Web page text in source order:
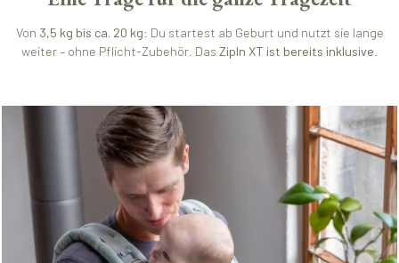
Von 3,5 kg bis ca. 20 kg: Du startest ab Geburt und nutzt sie lange
weiter – ohne Pflicht-Zubehör. Das ZipIn XT ist bereits inklusive